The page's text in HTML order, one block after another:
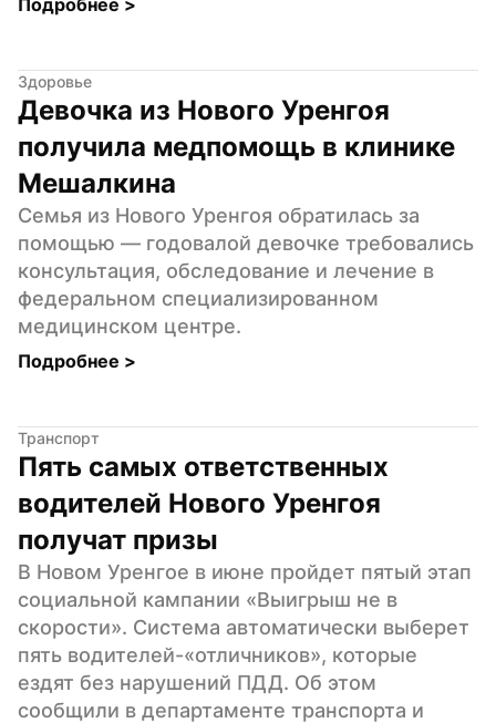
Здоровье
Девочка из Нового Уренгоя
получила медпомощь в клинике
Мешалкина
Семья из Нового Уренгоя обратилась за
помощью — годовалой девочке требовались
консультация, обследование и лечение в
федеральном специализированном
медицинском центре.
Подробнее >
Транспорт
Пять самых ответственных
водителей Нового Уренгоя
получат призы
В Новом Уренгое в июне пройдет пятый этап
социальной кампании «Выигрыш не в
скорости». Система автоматически выберет
пять водителей-«отличников», которые
ездят без нарушений ПДД. Об этом
сообщили в департаменте транспорта и